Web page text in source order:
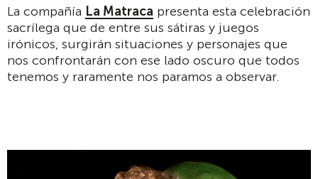
La compañía La Matraca presenta esta celebración
sacrílega que de entre sus sátiras y juegos
irónicos, surgirán situaciones y personajes que
nos confrontarán con ese lado oscuro que todos
tenemos y raramente nos paramos a observar.